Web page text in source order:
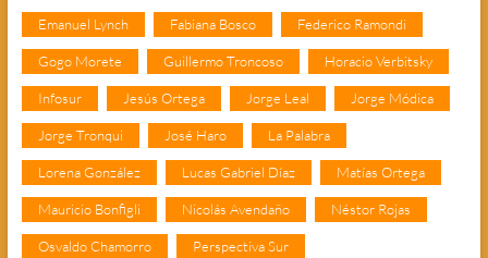
Emanuel Lynch Fabiana Bosco Federico Ramondi
Gogo Morete Guillermo Troncoso Horacio Verbitsky
Infosur Jesús Ortega Jorge Leal Jorge Módica
Jorge Tronqui José Haro La Palabra
Lorena González Lucas Gabriel Díaz Matías Ortega
Mauricio Bonfigli Nicolás Avendaño Néstor Rojas
Osvaldo Chamorro Perspectiva Sur